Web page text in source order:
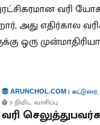
வரி
அது எதிர்கால
ஒரு
ARUNCHOL.COM| கட்டுரை,
5 நிமிட வாசிப்பு
வரி